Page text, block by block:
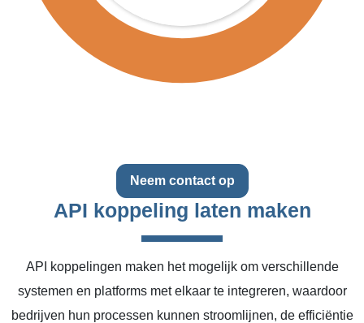
Neem contact op
API koppeling laten maken
API koppelingen maken het mogelijk om verschillende
systemen en platforms met elkaar te integreren, waardoor
bedrijven hun processen kunnen stroomlijnen, de efficiëntie